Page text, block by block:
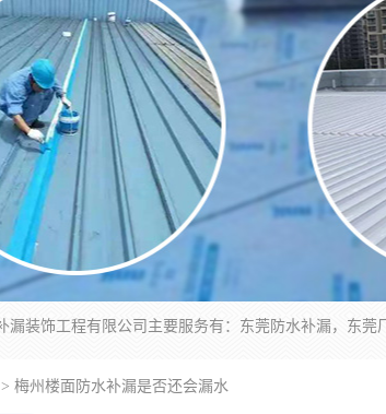
> 梅州楼面防水补漏是否还会漏水